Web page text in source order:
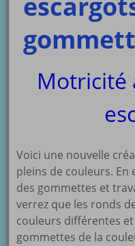
Motricité
Voici une nouvelle
pleins de couleurs. En
des gommettes et
verrez que les ronds
couleurs différentes
gommettes de la